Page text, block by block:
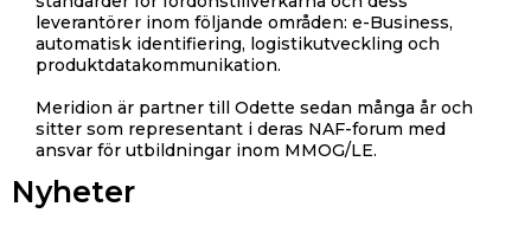
leverantörer inom följande områden: e-Business,
automatisk identifiering, logistikutveckling och
produktdatakommunikation.
Meridion är partner till Odette sedan många år och
sitter som representant i deras NAF-forum med
ansvar för utbildningar inom MMOG/LE.
Nyheter